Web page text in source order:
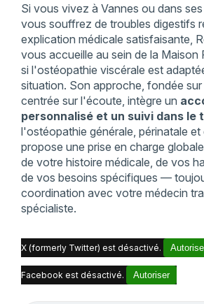
Si vous vivez à Vannes ou dans
vous souffrez de troubles digestifs
explication médicale satisfaisante,
vous accueille au sein de la Maison
si l'ostéopathie viscérale est
situation. Son approche, fondée
centrée sur l'écoute, intègre un
personnalisé et un suivi dans le
l'ostéopathie générale, périnatale et
propose une prise en charge
de votre histoire médicale, de vos
de vos besoins spécifiques —
coordination avec votre médecin
spécialiste.
X (formerly Twitter) est désactivé.
Facebook est désactivé. Autoriser